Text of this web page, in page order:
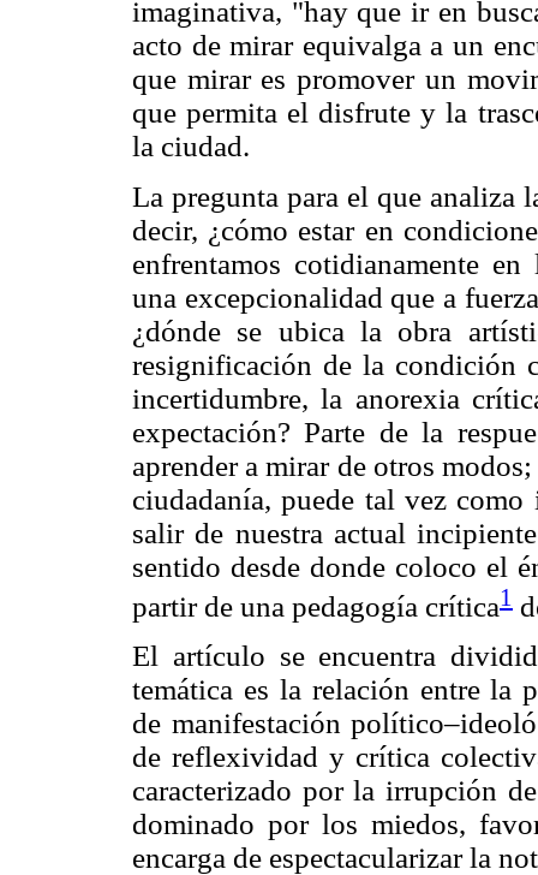
imaginativa, "hay que ir en
acto de mirar equivalga a un
que mirar es promover un
que permita el disfrute y la
la ciudad.
La pregunta para el que analiza
decir, ¿cómo estar en
enfrentamos cotidianamente
una excepcionalidad que a
¿dónde se ubica la obra
resignificación de la condición
incertidumbre, la anorexia
expectación? Parte de la
aprender a mirar de otros
ciudadanía, puede tal vez
salir de nuestra actual
sentido desde donde coloco el
partir de una pedagogía crítica1
El artículo se encuentra
temática es la relación entre la
de manifestación
de reflexividad y crítica
caracterizado por la irrupción
dominado por los miedos,
encarga de espectacularizar la